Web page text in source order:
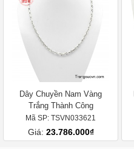
Dây Chuyền Nam Vàng
Trắng Thành Công
Mã SP: TSVN033621
Giá: 23.786.000₫